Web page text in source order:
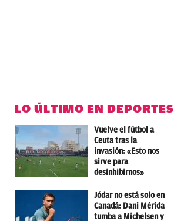
LO ÚLTIMO EN DEPORTES
Vuelve el fútbol a
Ceuta tras la
invasión: «Esto nos
sirve para
desinhibirnos»
Jódar no está solo en
Canadá: Dani Mérida
tumba a Michelsen y